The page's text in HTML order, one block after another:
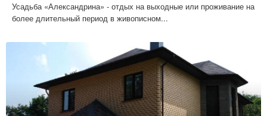
Усадьба «Александрина» - отдых на выходные или проживание на
более длительный период в живописном...